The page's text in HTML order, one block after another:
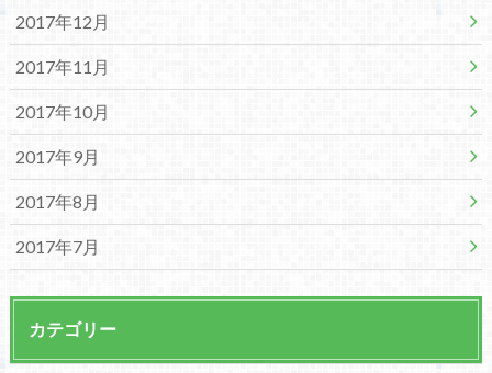
2017年12月
2017年11月
2017年10月
2017年9月
2017年8月
2017年7月
カテゴリー